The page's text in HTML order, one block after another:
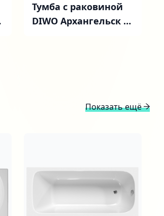
Тумба с раковиной
DIWO Архангельск 50
Показать ещё